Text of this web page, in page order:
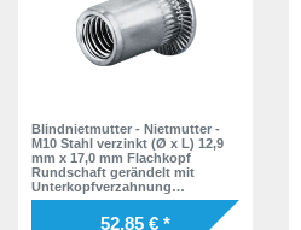
Blindnietmutter - Nietmutter -
M10 Stahl verzinkt (Ø x L) 12,9
mm x 17,0 mm Flachkopf
Rundschaft gerändelt mit
Unterkopfverzahnung
Schaftende offen Einziehmutter
Einnietmuttern - GO-NUT
52,85 € *